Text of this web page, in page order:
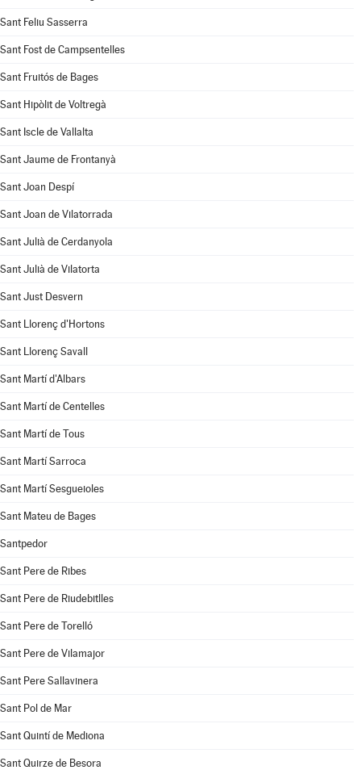
Sant Feliu Sasserra
Sant Fost de Campsentelles
Sant Fruitós de Bages
Sant Hipòlit de Voltregà
Sant Iscle de Vallalta
Sant Jaume de Frontanyà
Sant Joan Despí
Sant Joan de Vilatorrada
Sant Julià de Cerdanyola
Sant Julià de Vilatorta
Sant Just Desvern
Sant Llorenç d'Hortons
Sant Llorenç Savall
Sant Martí d'Albars
Sant Martí de Centelles
Sant Martí de Tous
Sant Martí Sarroca
Sant Martí Sesgueioles
Sant Mateu de Bages
Santpedor
Sant Pere de Ribes
Sant Pere de Riudebitlles
Sant Pere de Torelló
Sant Pere de Vilamajor
Sant Pere Sallavinera
Sant Pol de Mar
Sant Quintí de Mediona
Sant Quirze de Besora